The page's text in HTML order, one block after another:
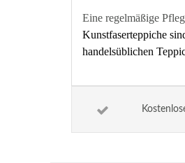
Eine regelmäßige
Kunstfaserteppiche
handelsüblichen